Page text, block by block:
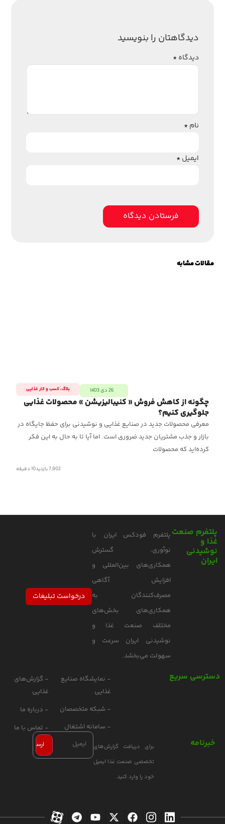
دیدگاهتان را بنویسید
دیدگاه*
نام*
ایمیل*
مقالات مشابه
بلاگ،کسب‌ و کار غذایی 26 دی 1403
چگونه از کاهش فروش « کنیبالیزیشن » محصولات غذایی
جلوگیری کنیم؟
معرفی محصولات جدید در صنایع غذایی و نوشیدنی برای حفظ جایگاه در
بازار و جذب مشتریان جدید ضروری است. اما آیا تا به حال به این فکر
کرده‌اید که محصولات
7,802 بازدید 10دقیقه
پلتفرم صنعت
غذا و
نوشیدنی
ایران
پلتفرم فودکس ایران با
نوآوری، گسترش
همکاری‌های بین‌المللی و
افزایش آگاهی
مصرف‌کنندگان به
همکاری‌های بخش‌های
مختلف صنعت غذا و
نوشیدنی ایران سرعت و
سهولت می‌بخشد.
درخواست تبلیغات
دسترسی سریع
- نمایشگاه صنایع
غذایی
- شبکه متخصصان
- سامانه اشتغال
- گزارش‌های
غذایی
- درباره ما
- تماس با ما
خبرنامه
برای دریافت گزارش‌های
تخصصی صنعت غذا ایمیل
خود را وارد کنید.